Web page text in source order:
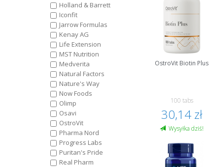
Holland & Barrett
Iconfit
Jarrow Formulas
Kenay AG
Life Extension
MST Nutrition
Medverita
Natural Factors
Nature's Way
Now Foods
Olimp
Osavi
OstroVit
Pharma Nord
Progress Labs
Puritan's Pride
Real Pharm
OstroVit Biotin Plus
100 tabs
30,14 zł
Wysyłka dziś!